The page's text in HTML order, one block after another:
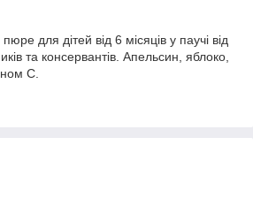
для дітей від 6 місяців у паучі від
та консервантів. Апельсин, яблоко,
С.